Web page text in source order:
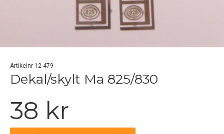
Artikelnr 12-479
Dekal/skylt Ma 825/830
38 kr